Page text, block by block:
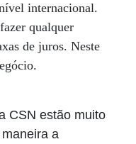
internacional.
qualquer
de juros. Neste
CSN estão muito
a